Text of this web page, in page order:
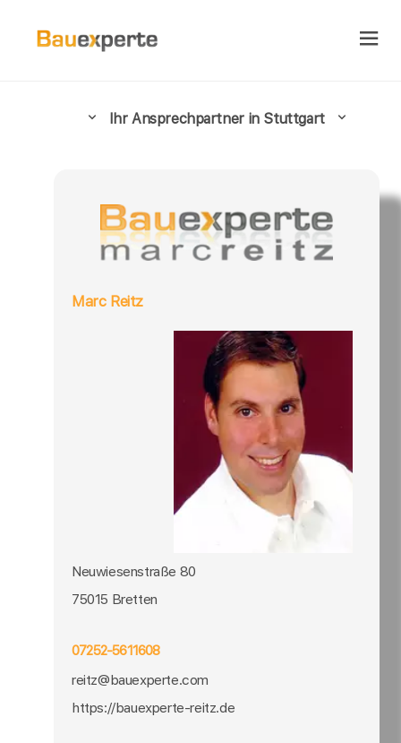
Ihr Ansprechpartner in Stuttgart
Marc Reitz
Neuwiesenstraße 80
75015 Bretten
07252-5611608
reitz@bauexperte.com
https://bauexperte-reitz.de